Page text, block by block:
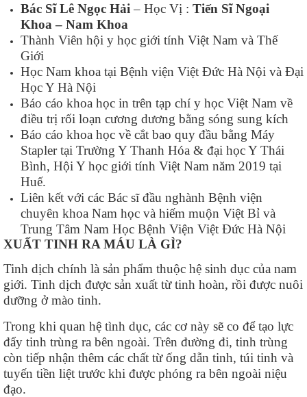
Bác Sĩ Lê Ngọc Hải – Học Vị : Tiến Sĩ Ngoại
Khoa – Nam Khoa
Thành Viên hội y học giới tính Việt Nam và Thế
Giới
Học Nam khoa tại Bệnh viện Việt Đức Hà Nội và Đại
Học Y Hà Nội
Báo cáo khoa học in trên tạp chí y học Việt Nam về
điều trị rối loạn cương dương bằng sóng sung kích
Báo cáo khoa học về cắt bao quy đầu bằng Máy
Stapler tại Trường Y Thanh Hóa & đại học Y Thái
Bình, Hội Y học giới tính Việt Nam năm 2019 tại
Huế.
Liên kết với các Bác sĩ đầu nghành Bệnh viện
chuyên khoa Nam học và hiếm muộn Việt Bỉ và
Trung Tâm Nam Học Bệnh Viện Việt Đức Hà Nội
XUẤT TINH RA MÁU LÀ GÌ?
Tinh dịch chính là sản phẩm thuộc hệ sinh dục của nam
giới. Tinh dịch được sản xuất từ tinh hoàn, rồi được nuôi
dưỡng ở mào tinh.
Trong khi quan hệ tình dục, các cơ này sẽ co để tạo lực
đẩy tinh trùng ra bên ngoài. Trên đường đi, tinh trùng
còn tiếp nhận thêm các chất từ ống dẫn tinh, túi tinh và
tuyến tiền liệt trước khi được phóng ra bên ngoài niệu
đạo.